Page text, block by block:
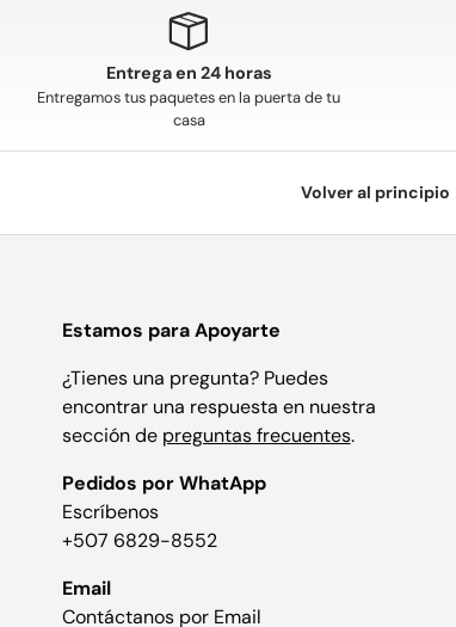
Entrega en 24 horas
Entregamos tus paquetes en la puerta de tu
casa
Volver al principio
Estamos para Apoyarte
¿Tienes una pregunta? Puedes
encontrar una respuesta en nuestra
sección de preguntas frecuentes.
Pedidos por WhatApp
Escríbenos
+507 6829-8552
Email
Contáctanos por Email